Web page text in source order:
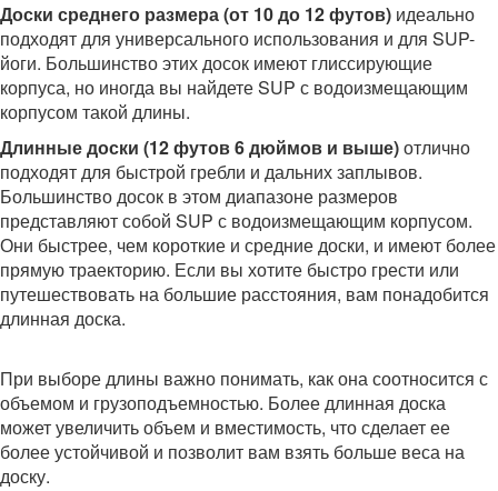
Доски среднего размера (от 10 до 12 футов) идеально
подходят для универсального использования и для SUP-
йоги. Большинство этих досок имеют глиссирующие
корпуса, но иногда вы найдете SUP с водоизмещающим
корпусом такой длины.
Длинные доски (12 футов 6 дюймов и выше)отлично
подходят для быстрой гребли и дальних заплывов.
Большинство досок в этом диапазоне размеров
представляют собой SUP с водоизмещающим корпусом.
Они быстрее, чем короткие и средние доски, и имеют более
прямую траекторию. Если вы хотите быстро грести или
путешествовать на большие расстояния, вам понадобится
длинная доска.
При выборе длины важно понимать, как она соотносится с
объемом и грузоподъемностью. Более длинная доска
может увеличить объем и вместимость, что сделает ее
более устойчивой и позволит вам взять больше веса на
доску.